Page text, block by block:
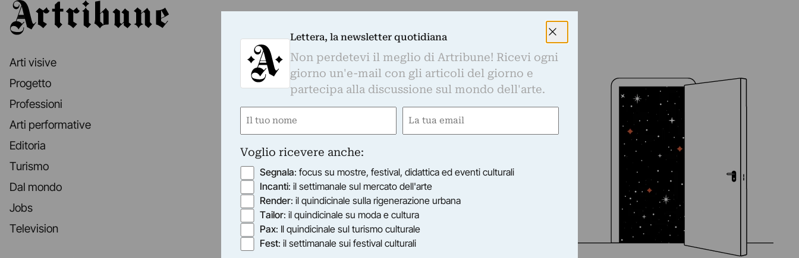
Artribune
Arti visive
Progetto
Professioni
Arti performative
Editoria
Turismo
Dal mondo
Jobs
Television
Lettera, la newsletter quotidiana
Non perdetevi il meglio di Artribune! Ricevi ogni
giorno un'e-mail con gli articoli del giorno e
partecipa alla discussione sul mondo dell'arte.
Nome
Email
Voglio ricevere anche:
Segnala: focus su mostre, festival, didattica ed eventi culturali
Incanti: il settimanale sul mercato dell'arte
Render: il quindicinale sulla rigenerazione urbana
Tailor: il quindicinale su moda e cultura
Pax: Il quindicinale sul turismo culturale
Fest: il settimanale sui festival culturali